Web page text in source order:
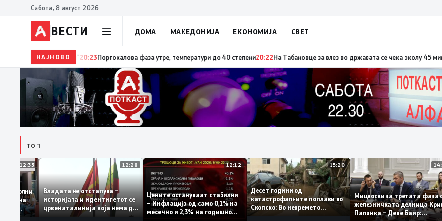
Сабота, 8 август 2026
ВЕСТИ ДОМА МАКЕДОНИЈА ЕКОНОМИЈА СВЕТ
НАЈНОВО
20:24 Сиљановска Давкова на Свечената академија по повод „30 години Општина Вевчани“20:23 Портокалова фаза утре,
ТОП
12:35
се задоволни
на
12:28
Владата не отстапува –
историјата и идентитетот се
црвената линија која нема да
се погази
12:12
Цените остануваат стабилни
– Инфлација од само 0,1% на
месечно и 2,3% на годишно
15:20
Десет години од
катастрофалните поплави во
Скопско: Во невремето
Мицкоски за третата
железничката
Паланка – Деве Баир: